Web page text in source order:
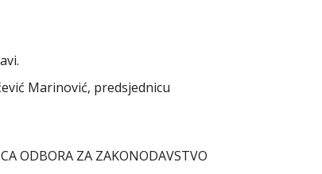
Marinović, predsjednicu
ODBORA ZA ZAKONODAVSTVO